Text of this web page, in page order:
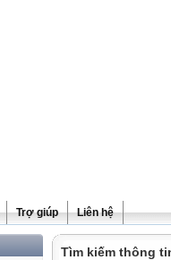
Trợ giúp Liên hệ
Tìm kiếm thông